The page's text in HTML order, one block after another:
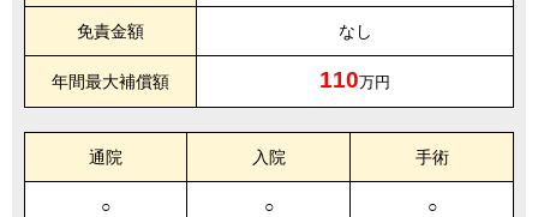
免責金額 なし
年間最大補償額 110万円
通院 入院 手術
○ ○ ○